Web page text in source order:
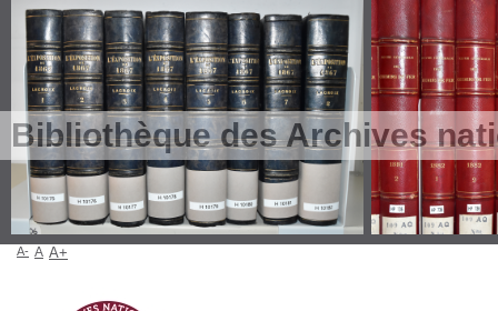
Bibliothèque des Archives
A- A A+